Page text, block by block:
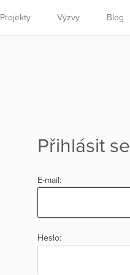
Projekty Výzvy Blog
Přihlásit se
E-mail:
Heslo: